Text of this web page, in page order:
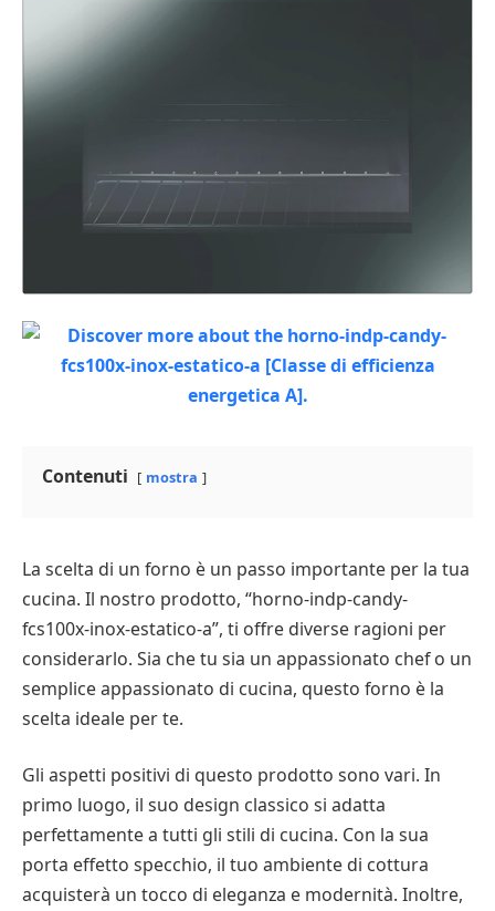
Contenuti mostra
La scelta di un forno è un passo importante per la tua
cucina. Il nostro prodotto, “horno-indp-candy-
fcs100x-inox-estatico-a”, ti offre diverse ragioni per
considerarlo. Sia che tu sia un appassionato chef o un
semplice appassionato di cucina, questo forno è la
scelta ideale per te.
Gli aspetti positivi di questo prodotto sono vari. In
primo luogo, il suo design classico si adatta
perfettamente a tutti gli stili di cucina. Con la sua
porta effetto specchio, il tuo ambiente di cottura
acquisterà un tocco di eleganza e modernità. Inoltre,